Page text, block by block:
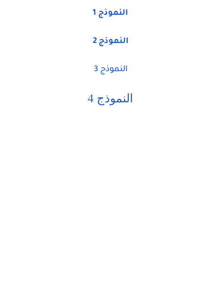
النموذج 1
النموذج 2
النموذج 3
النموذج 4